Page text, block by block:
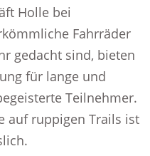
Holle bei
Fahrräder
gedacht sind, bieten
für lange und
Teilnehmer.
auf ruppigen Trails ist